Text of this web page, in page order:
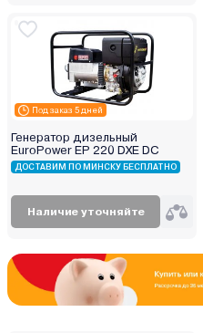
Под заказ 5 дней
Генератор дизельный
EuroPower EP 220 DXE DC
ДОСТАВИМ ПО МИНСКУ БЕСПЛАТНО
Наличие уточняйте